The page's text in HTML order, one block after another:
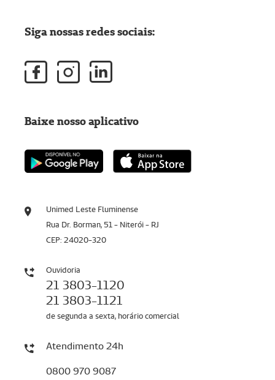
Unimed Leste Fluminense
Rua Dr. Borman, 51 - Niterói - RJ
CEP: 24020-320
Ouvidoria
21 3803-1120
21 3803-1121
de segunda a sexta, horário comercial
Atendimento 24h
0800 970 9087
Siga nossas redes sociais:
Baixe nosso aplicativo